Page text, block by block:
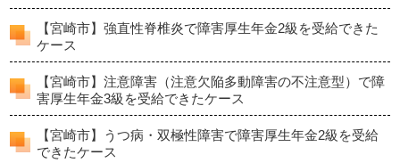
【宮崎市】強直性脊椎炎で障害厚生年金2級を受給できた
ケース
【宮崎市】注意障害（注意欠陥多動障害の不注意型）で障
害厚生年金3級を受給できたケース
【宮崎市】うつ病・双極性障害で障害厚生年金2級を受給
できたケース